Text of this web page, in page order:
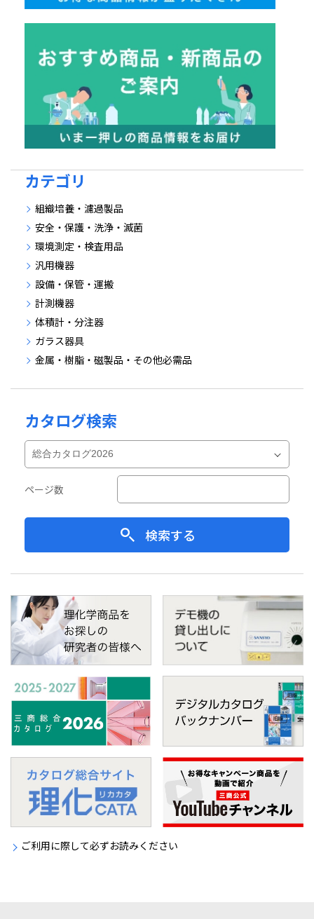
カテゴリ
組織培養・濾過製品
安全・保護・洗浄・滅菌
環境測定・検査用品
汎用機器
設備・保管・運搬
計測機器
体積計・分注器
ガラス器具
金属・樹脂・磁製品・その他必需品
カタログ検索
ページ数
検索する
ご利用に際して必ずお読みください